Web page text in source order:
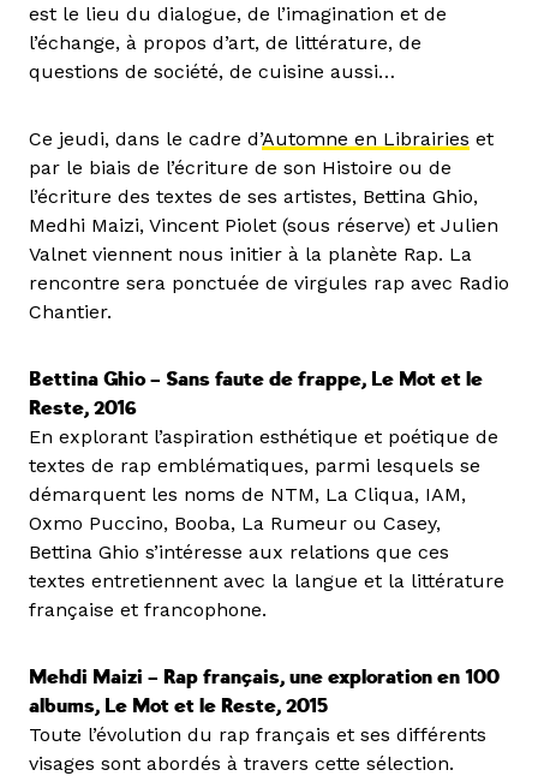
est le lieu du dialogue, de l’imagination et de
l’échange, à propos d’art, de littérature, de
questions de société, de cuisine aussi…
Ce jeudi, dans le cadre d’Automne en Librairies et
par le biais de l’écriture de son Histoire ou de
l’écriture des textes de ses artistes, Bettina Ghio,
Medhi Maizi, Vincent Piolet (sous réserve) et Julien
Valnet viennent nous initier à la planète Rap. La
rencontre sera ponctuée de virgules rap avec Radio
Chantier.
Bettina Ghio – Sans faute de frappe, Le Mot et le
Reste, 2016
En explorant l’aspiration esthétique et poétique de
textes de rap emblématiques, parmi lesquels se
démarquent les noms de NTM, La Cliqua, IAM,
Oxmo Puccino, Booba, La Rumeur ou Casey,
Bettina Ghio s’intéresse aux relations que ces
textes entretiennent avec la langue et la littérature
française et francophone.
Mehdi Maizi – Rap français, une exploration en 100
albums, Le Mot et le Reste, 2015
Toute l’évolution du rap français et ses différents
visages sont abordés à travers cette sélection.